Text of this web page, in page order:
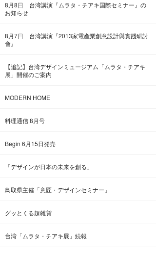
8月8日 台湾講演『ムラタ・チアキ国際セミナー』の
お知らせ
8月7日 台湾講演『2013家電產業創意設計與實踐研討
會』
【追記】台湾デザインミュージアム「ムラタ・チアキ
展」開催のご案内
MODERN HOME
料理通信 8月号
Begin 6月15日発売
「デザインが日本の未来を創る」
鳥取県主催「意匠・デザインセミナー」
グッとくる超雑貨
台湾「ムラタ・チアキ展」続報